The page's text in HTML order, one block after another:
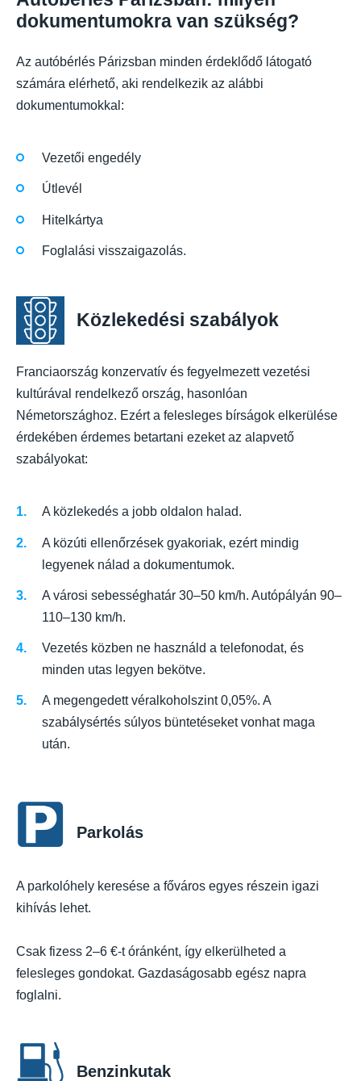
dokumentumokra van szükség?
Az autóbérlés Párizsban minden érdeklődő látogató
számára elérhető, aki rendelkezik az alábbi
dokumentumokkal:
Vezetői engedély
Útlevél
Hitelkártya
Foglalási visszaigazolás.
Közlekedési szabályok
Franciaország konzervatív és fegyelmezett vezetési
kultúrával rendelkező ország, hasonlóan
Németországhoz. Ezért a felesleges bírságok elkerülése
érdekében érdemes betartani ezeket az alapvető
szabályokat:
A közlekedés a jobb oldalon halad.
A közúti ellenőrzések gyakoriak, ezért mindig
legyenek nálad a dokumentumok.
A városi sebességhatár 30–50 km/h. Autópályán 90–
110–130 km/h.
Vezetés közben ne használd a telefonodat, és
minden utas legyen bekötve.
A megengedett véralkoholszint 0,05%. A
szabálysértés súlyos büntetéseket vonhat maga
után.
Parkolás
A parkolóhely keresése a főváros egyes részein igazi
kihívás lehet.
Csak fizess 2–6 €-t óránként, így elkerülheted a
felesleges gondokat. Gazdaságosabb egész napra
foglalni.
Benzinkutak